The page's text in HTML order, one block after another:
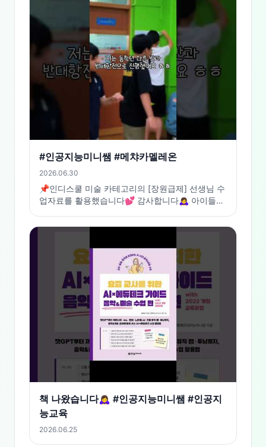
https://www.aladin.co.kr/shop/wproduct.aspx?
ItemId=396525566
#인공지능미니쌤 #메챠카멜레온
2026.06.30
📌인디스쿨 미술 카테고리의 [장원급제] 선생님 수
업자료를 활용했습니다💕 감사합니다🙇‍♀️ 아이들이
책 나왔습니다🙇‍♀️ #인공지능미니쌤 #인공지
능교육
2026.06.25